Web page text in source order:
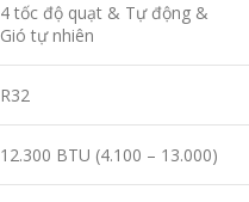
4 tốc độ quạt & Tự động &
Gió tự nhiên
R32
12.300 BTU (4.100 – 13.000)